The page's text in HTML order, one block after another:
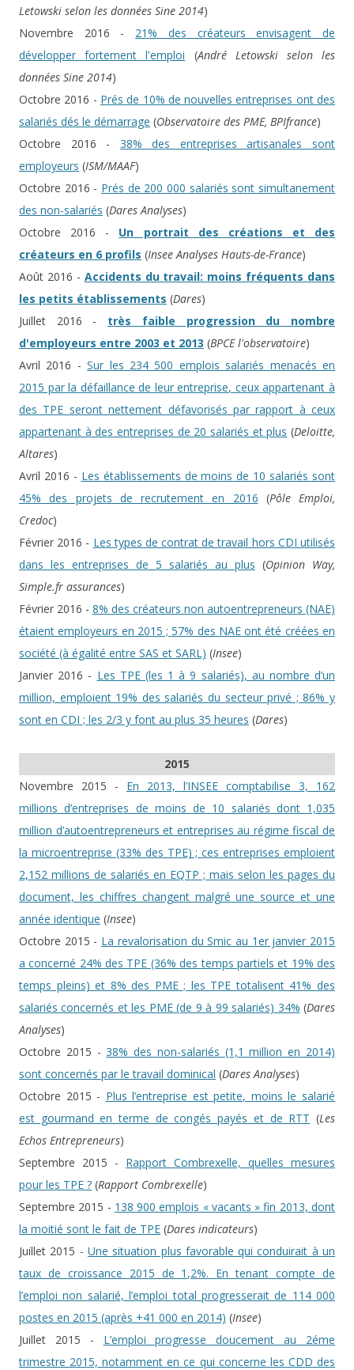
Letowski selon les données Sine 2014)
Novembre 2016 - 21% des créateurs envisagent de
développer fortement l'emploi (André Letowski selon les
données Sine 2014)
Octobre 2016 - Prés de 10% de nouvelles entreprises ont des
salariés dés le démarrage (Observatoire des PME, BPIfrance)
Octobre 2016 - 38% des entreprises artisanales sont
employeurs (ISM/MAAF)
Octobre 2016 - Prés de 200 000 salariés sont simultanement
des non-salariés (Dares Analyses)
Octobre 2016 - Un portrait des créations et des
créateurs en 6 profils (Insee Analyses Hauts-de-France)
Août 2016 - Accidents du travail: moins fréquents dans
les petits établissements (Dares)
Juillet 2016 - très faible progression du nombre
d'employeurs entre 2003 et 2013 (BPCE l'observatoire)
Avril 2016 -Sur les 234 500 emplois salariés menacés en
2015 par la défaillance de leur entreprise, ceux appartenant à
des TPE seront nettement défavorisés par rapport à ceux
appartenant à des entreprises de 20 salariés et plus (Deloitte,
Altares)
Avril 2016 - Les établissements de moins de 10 salariés sont
45% des projets de recrutement en 2016 (Pôle Emploi,
Credoc)
Février 2016 - Les types de contrat de travail hors CDI utilisés
dans les entreprises de 5 salariés au plus (Opinion Way,
Simple.fr assurances)
Février 2016 - 8% des créateurs non autoentrepreneurs (NAE)
étaient employeurs en 2015 ; 57% des NAE ont été créées en
société (à égalité entre SAS et SARL) (Insee)
Janvier 2016 - Les TPE (les 1 à 9 salariés), au nombre d’un
million, emploient 19% des salariés du secteur privé ; 86% y
sont en CDI ; les 2/3 y font au plus 35 heures (Dares)
2015
Novembre 2015 - En 2013, l’INSEE comptabilise 3, 162
millions d’entreprises de moins de 10 salariés dont 1,035
million d’autoentrepreneurs et entreprises au régime fiscal de
la microentreprise (33% des TPE) ; ces entreprises emploient
2,152 millions de salariés en EQTP ; mais selon les pages du
document, les chiffres changent malgré une source et une
année identique (Insee)
Octobre 2015 - La revalorisation du Smic au 1er janvier 2015
a concerné 24% des TPE (36% des temps partiels et 19% des
temps pleins) et 8% des PME ; les TPE totalisent 41% des
salariés concernés et les PME (de 9 à 99 salariés) 34% (Dares
Analyses)
Octobre 2015 -38% des non-salariés (1,1 million en 2014)
sont concernés par le travail dominical (Dares Analyses)
Octobre 2015 - Plus l’entreprise est petite, moins le salarié
est gourmand en terme de congés payés et de RTT (Les
Echos Entrepreneurs)
Septembre 2015 - Rapport Combrexelle, quelles mesures
pour les TPE ? (Rapport Combrexelle)
Septembre 2015 - 138 900 emplois « vacants » fin 2013, dont
la moitié sont le fait de TPE (Dares indicateurs)
Juillet 2015 - Une situation plus favorable qui conduirait à un
taux de croissance 2015 de 1,2%. En tenant compte de
l’emploi non salarié, l’emploi total progresserait de 114 000
postes en 2015 (après +41 000 en 2014) (Insee)
Juillet 2015 - L’emploi progresse doucement au 2éme
trimestre 2015, notamment en ce qui concerne les CDD des